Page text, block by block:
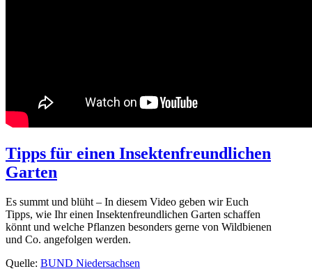
Tipps für einen Insektenfreundlichen
Garten
Es summt und blüht – In diesem Video geben wir Euch
Tipps, wie Ihr einen Insektenfreundlichen Garten schaffen
könnt und welche Pflanzen besonders gerne von Wildbienen
und Co. angefolgen werden.
Quelle: BUND Niedersachsen